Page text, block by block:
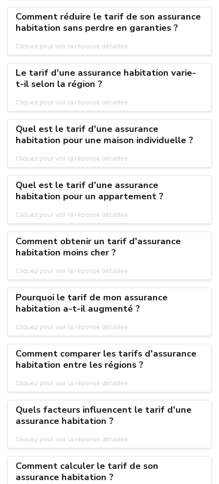
Comment réduire le tarif de son assurance
habitation sans perdre en garanties ?
Cliquez pour voir la réponse détaillée
Le tarif d'une assurance habitation varie-
t-il selon la région ?
Cliquez pour voir la réponse détaillée
Quel est le tarif d'une assurance
habitation pour une maison individuelle ?
Cliquez pour voir la réponse détaillée
Quel est le tarif d'une assurance
habitation pour un appartement ?
Cliquez pour voir la réponse détaillée
Comment obtenir un tarif d'assurance
habitation moins cher ?
Cliquez pour voir la réponse détaillée
Pourquoi le tarif de mon assurance
habitation a-t-il augmenté ?
Cliquez pour voir la réponse détaillée
Comment comparer les tarifs d'assurance
habitation entre les régions ?
Cliquez pour voir la réponse détaillée
Quels facteurs influencent le tarif d'une
assurance habitation ?
Cliquez pour voir la réponse détaillée
Comment calculer le tarif de son
assurance habitation ?